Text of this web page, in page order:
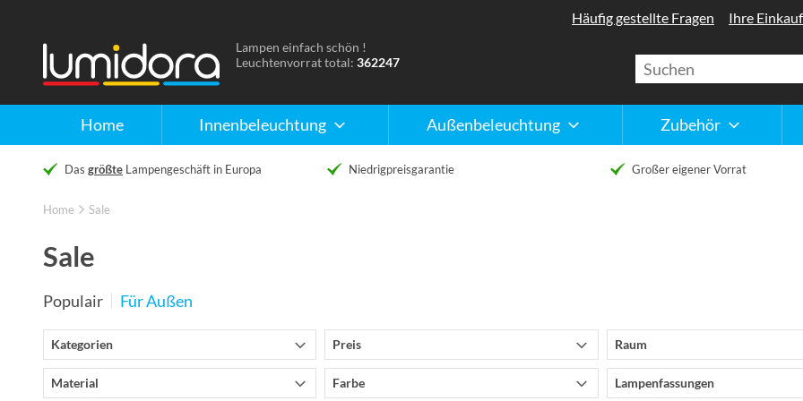
Home Innenbeleuchtung Außenbeleuchtung Zubehör
Häufig gestellte Fragen Ihre
Naar
de
Lampen einfach schön !
Leuchtenvorrat total: 362247
Das größte Lampengeschäft in Europa Niedrigpreisgarantie Großer eigener Vorrat
Home Sale
Sale
Populair Für Außen
Kategorien Preis Raum
Material Farbe Lampenfassungen